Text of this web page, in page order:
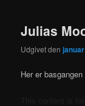
Julias
Udgivet den
Her er